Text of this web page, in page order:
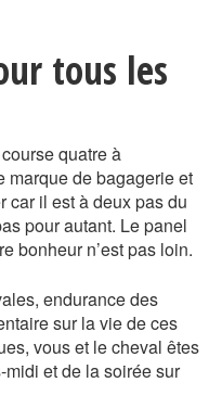
tous les
quatre à
marque de bagagerie et
car il est à deux pas du
pour autant. Le panel
bonheur n’est pas loin.
endurance des
sur la vie de ces
vous et le cheval êtes
midi et de la soirée sur